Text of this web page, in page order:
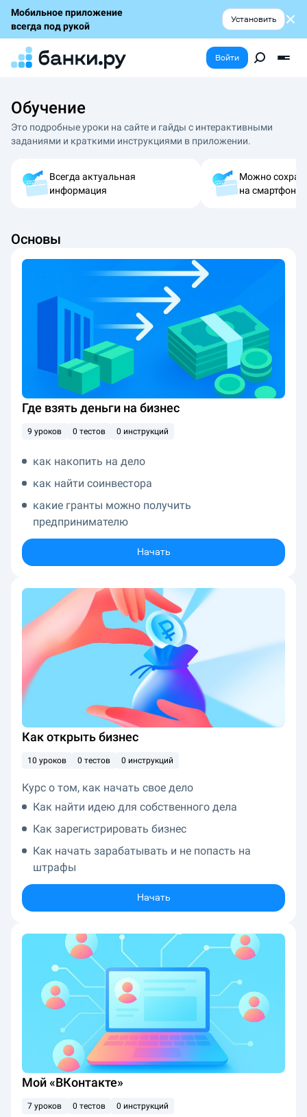
Мобильное приложение
всегда под рукой
Установить
Войти
Обучение
Это подробные уроки на сайте и гайды с интерактивными
заданиями и краткими инструкциями в приложении.
Всегда актуальная
информация
Можно
на смартфон
Основы
Где взять деньги на бизнес
9 уроков 0 тестов 0 инструкций
как накопить на дело
как найти соинвестора
какие гранты можно получить
предпринимателю
Начать
Как открыть бизнес
10 уроков 0 тестов 0 инструкций
Курс о том, как начать свое дело
Как найти идею для собственного дела
Как зарегистрировать бизнес
Как начать зарабатывать и не попасть на
штрафы
Начать
Мой «ВКонтакте»
7 уроков 0 тестов 0 инструкций